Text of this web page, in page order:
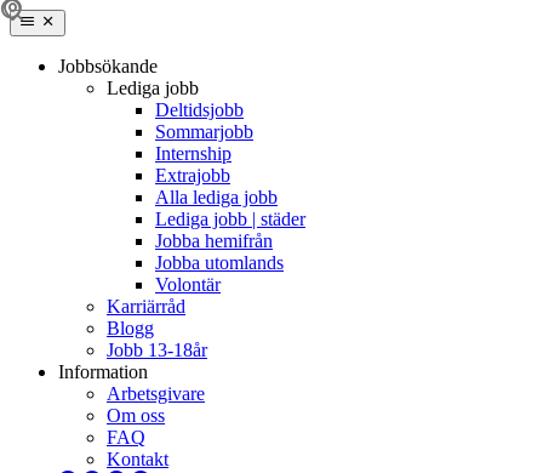
Jobbsökande
Lediga jobb
Deltidsjobb
Sommarjobb
Internship
Extrajobb
Alla lediga jobb
Lediga jobb | städer
Jobba hemifrån
Jobba utomlands
Volontär
Karriärråd
Blogg
Jobb 13-18år
Information
Arbetsgivare
Om oss
FAQ
Kontakt